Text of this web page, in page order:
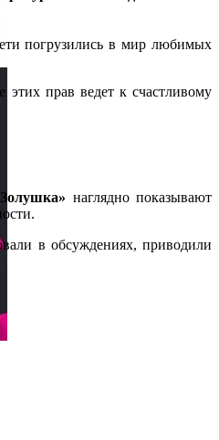
погрузились в мир любимых
прав ведет к счастливому
наглядно показывают
в обсуждениях, приводили